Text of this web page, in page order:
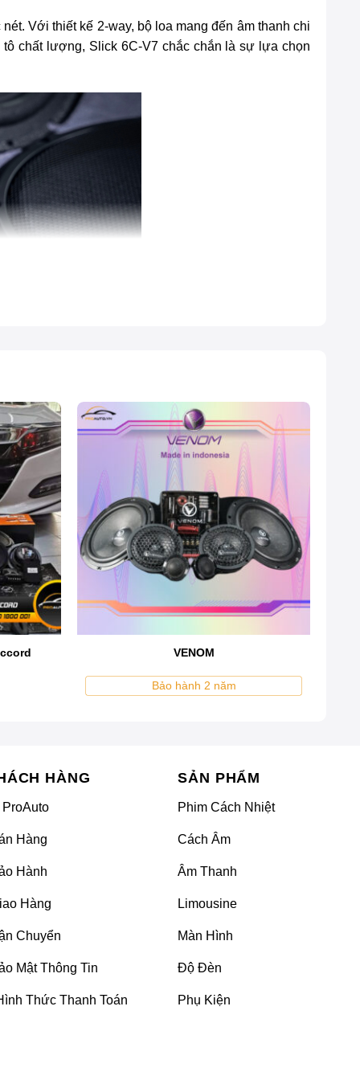
Với thiết kế 2-way, bộ loa mang đến âm thanh chi
chất lượng, Slick 6C-V7 chắc chắn là sự lựa chọn
30 năm kinh nghiệm, hãng luôn tiên phong trong
VENOM
Bảo hành 2 năm
HÀNG
Hàng
Hành
Hàng
Chuyển
Mật Thông Tin
Thức Thanh Toán
SẢN PHẨM
Phim Cách Nhiệt
Cách Âm
Âm Thanh
Limousine
Màn Hình
Độ Đèn
Phụ Kiện